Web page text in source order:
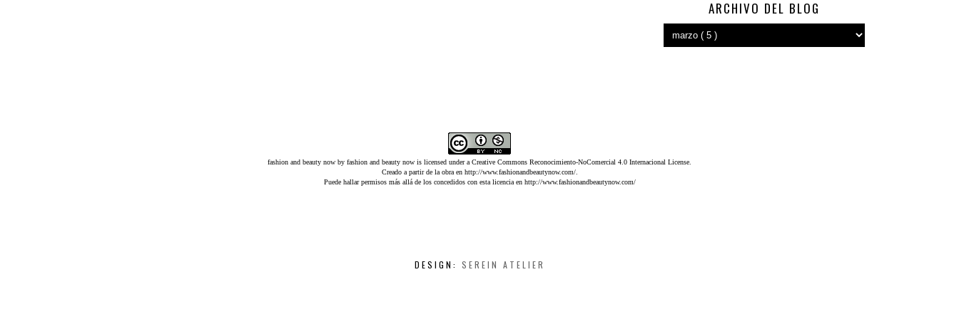
ARCHIVO DEL BLOG
fashion and beauty now by fashion and beauty now is licensed under a Creative Commons Reconocimiento-NoComercial 4.0 Internacional License
Creado a partir de la obra en http://www.fashionandbeautynow.com/.
Puede hallar permisos más allá de los concedidos con esta licencia en http://www.fashionandbeautynow.com/
DESIGN: SEREIN ATELIER